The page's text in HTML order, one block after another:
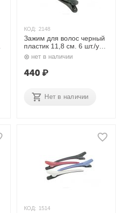
КОД: 2148
Зажим для волос черный
пластик 11,8 см. 6 шт./уп.
JB-0018 Dewal
нет в наличии
440₽
Нет в наличии
КОД: 1514